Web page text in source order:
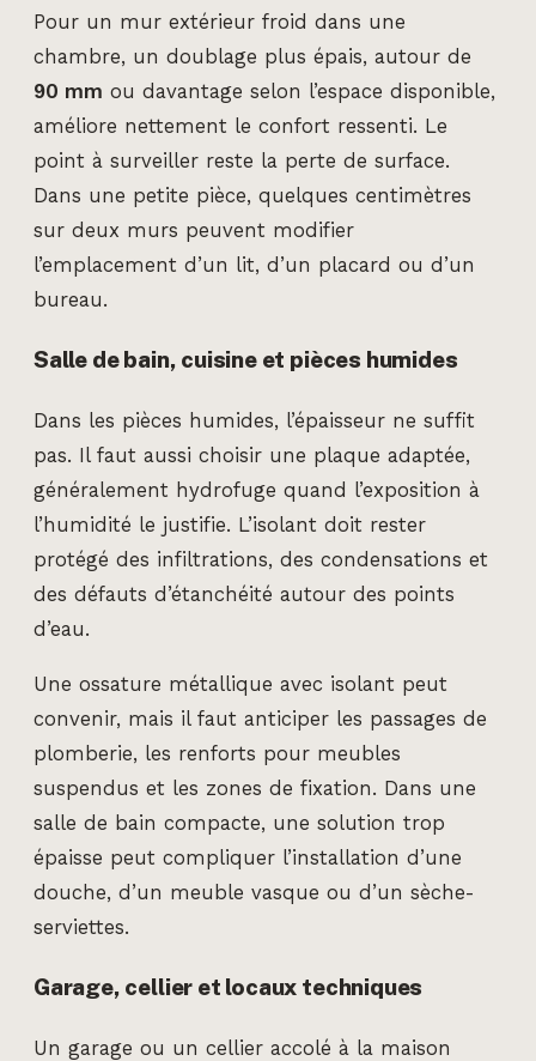
Pour un mur extérieur froid dans une
chambre, un doublage plus épais, autour de
90 mm ou davantage selon l’espace disponible,
améliore nettement le confort ressenti. Le
point à surveiller reste la perte de surface.
Dans une petite pièce, quelques centimètres
sur deux murs peuvent modifier
l’emplacement d’un lit, d’un placard ou d’un
bureau.
Salle de bain, cuisine et pièces humides
Dans les pièces humides, l’épaisseur ne suffit
pas. Il faut aussi choisir une plaque adaptée,
généralement hydrofuge quand l’exposition à
l’humidité le justifie. L’isolant doit rester
protégé des infiltrations, des condensations et
des défauts d’étanchéité autour des points
d’eau.
Une ossature métallique avec isolant peut
convenir, mais il faut anticiper les passages de
plomberie, les renforts pour meubles
suspendus et les zones de fixation. Dans une
salle de bain compacte, une solution trop
épaisse peut compliquer l’installation d’une
douche, d’un meuble vasque ou d’un sèche-
serviettes.
Garage, cellier et locaux techniques
Un garage ou un cellier accolé à la maison